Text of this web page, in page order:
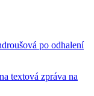
po odhalení
textová zpráva na